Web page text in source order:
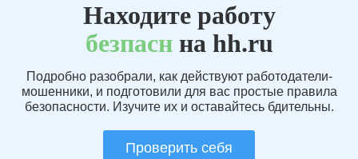
Находите работу
безпаснна hh.ru
Подробно разобрали, как действуют работодатели-
мошенники, и подготовили для вас простые правила
безопасности. Изучите их и оставайтесь бдительны.
Проверить себя